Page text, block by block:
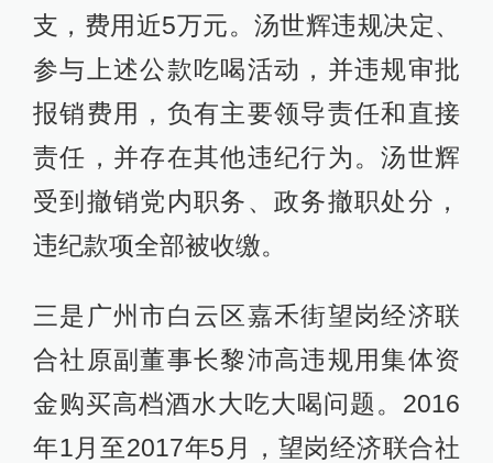
支，费用近5万元。汤世辉违规决定、
参与上述公款吃喝活动，并违规审批
报销费用，负有主要领导责任和直接
责任，并存在其他违纪行为。汤世辉
受到撤销党内职务、政务撤职处分，
违纪款项全部被收缴。
三是广州市白云区嘉禾街望岗经济联
合社原副董事长黎沛高违规用集体资
金购买高档酒水大吃大喝问题。2016
年1月至2017年5月，望岗经济联合社